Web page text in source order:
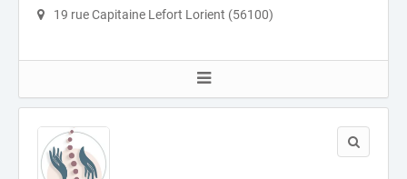
19 rue Capitaine Lefort Lorient (56100)